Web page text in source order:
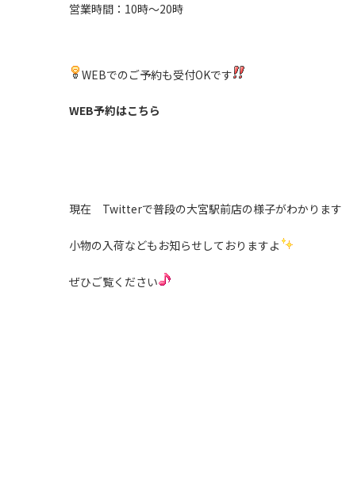
営業時間：10時～20時
WEBでのご予約も受付OKです
WEB予約はこちら
現在 Twitterで普段の大宮駅前店の様子がわかります
小物の入荷などもお知らせしておりますよ
ぜひご覧ください